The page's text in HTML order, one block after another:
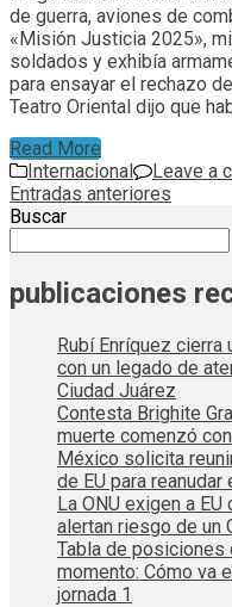
de guerra, aviones de
«Misión Justicia 2025»,
soldados y exhibía
para ensayar el rechazo
Teatro Oriental dijo que
Read More
Internacional
Leave a
Navegación
de
Entradas anteriores
Buscar
publicaciones
Rubí Enríquez
con un legado de
Ciudad Juárez
Contesta Brighite
muerte comenzó
México solicita
de EU para
La ONU exigen a
alertan riesgo de un
Tabla de posiciones
momento: Cómo va
jornada 1